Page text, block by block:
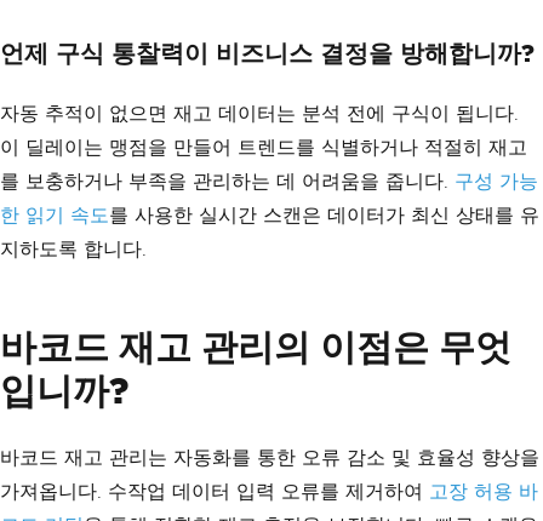
언제 구식 통찰력이 비즈니스 결정을 방해합니까?
자동 추적이 없으면 재고 데이터는 분석 전에 구식이 됩니다.
이 딜레이는 맹점을 만들어 트렌드를 식별하거나 적절히 재고
를 보충하거나 부족을 관리하는 데 어려움을 줍니다. 구성 가능
한 읽기 속도를 사용한 실시간 스캔은 데이터가 최신 상태를 유
지하도록 합니다.
바코드 재고 관리의 이점은 무엇
입니까?
바코드 재고 관리는 자동화를 통한 오류 감소 및 효율성 향상을
가져옵니다. 수작업 데이터 입력 오류를 제거하여 고장 허용 바